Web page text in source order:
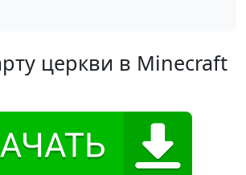
церкви в Minecraft